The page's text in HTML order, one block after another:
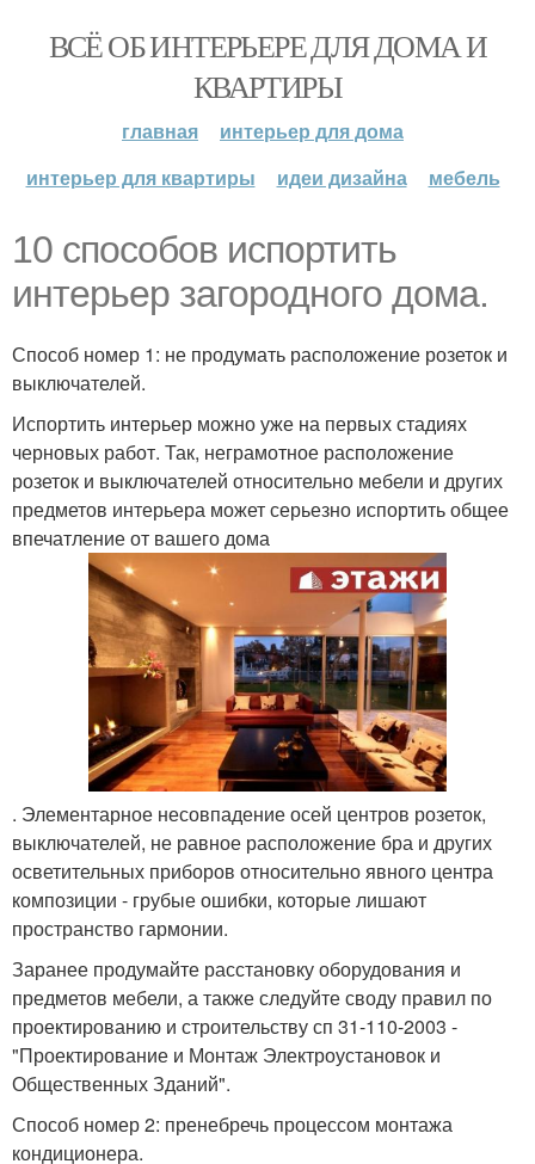
ВСЁ ОБ ИНТЕРЬЕРЕ ДЛЯ ДОМА И
КВАРТИРЫ
главная
интерьер для дома
интерьер для квартиры
идеи дизайна мебель
10 способов испортить
интерьер загородного дома.
Способ номер 1: не продумать расположение розеток и
выключателей.
Испортить интерьер можно уже на первых стадиях
черновых работ. Так, неграмотное расположение
розеток и выключателей относительно мебели и других
предметов интерьера может серьезно испортить общее
впечатление от вашего дома
. Элементарное несовпадение осей центров розеток,
выключателей, не равное расположение бра и других
осветительных приборов относительно явного центра
композиции - грубые ошибки, которые лишают
пространство гармонии.
Заранее продумайте расстановку оборудования и
предметов мебели, а также следуйте своду правил по
проектированию и строительству сп 31-110-2003 -
"Проектирование и Монтаж Электроустановок и
Общественных Зданий".
Способ номер 2: пренебречь процессом монтажа
кондиционера.